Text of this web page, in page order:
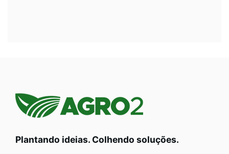
Plantando ideias. Colhendo soluções.